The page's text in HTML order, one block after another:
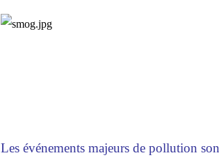
Les événements majeurs de pollution